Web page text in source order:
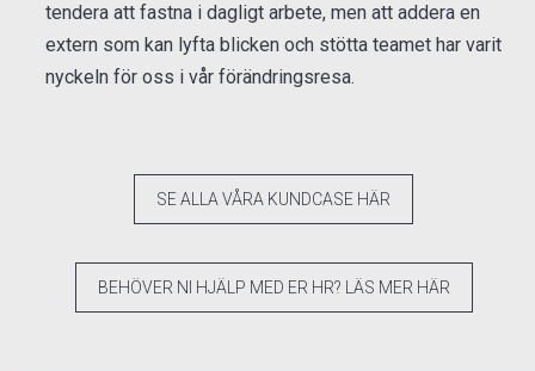
tendera att fastna i dagligt arbete, men att addera en
extern som kan lyfta blicken och stötta teamet har varit
nyckeln för oss i vår förändringsresa.
SE ALLA VÅRA KUNDCASE HÄR
BEHÖVER NI HJÄLP MED ER HR? LÄS MER HÄR